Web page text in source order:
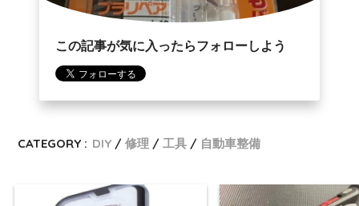
この記事が気に入ったらフォローしよう
CATEGORY : DIY 修理 工具 自動車整備